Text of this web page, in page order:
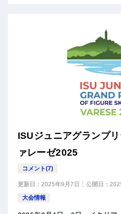
ISUジュニアグランプ
ァレーゼ2025
コメント(7)
更新日： 2025年9月7日 公開日：
大会情報